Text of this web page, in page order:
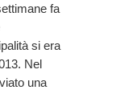
fa
si era
Nel
una